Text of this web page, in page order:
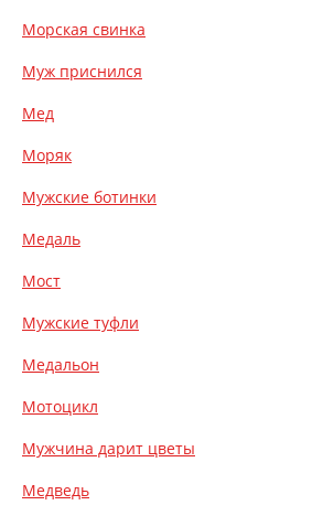
Морская свинка
Муж приснился
Мед
Моряк
Мужские ботинки
Медаль
Мост
Мужские туфли
Медальон
Мотоцикл
Мужчина дарит цветы
Медведь